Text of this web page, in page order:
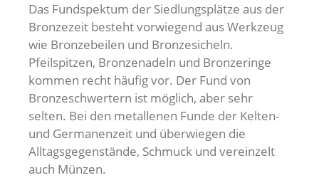
Das Fundspektum der Siedlungsplätze aus der
Bronzezeit besteht vorwiegend aus Werkzeug
wie Bronzebeilen und Bronzesicheln.
Pfeilspitzen, Bronzenadeln und Bronzeringe
kommen recht häufig vor. Der Fund von
Bronzeschwertern ist möglich, aber sehr
selten. Bei den metallenen Funde der Kelten-
und Germanenzeit und überwiegen die
Alltagsgegenstände, Schmuck und vereinzelt
auch Münzen.